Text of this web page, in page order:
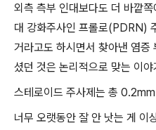
외측 측부 인대보다도 더 바깥
대 강화주사인 프롤로(PDRN)
거라고도 하시면서 찾아낸 염증
셨던 것은 논리적으로 맞는 이
스테로이드 주사제는 총
너무 오랫동안 잘 안 낫는 게 이